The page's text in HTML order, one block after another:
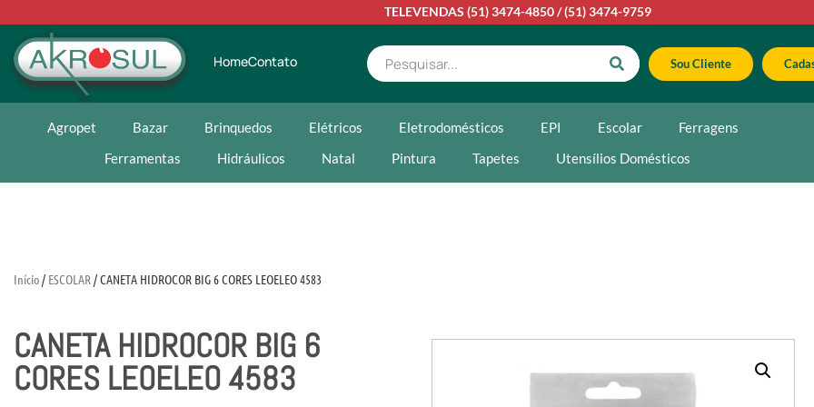
TELEVENDAS (51) 3474-4850/(51) 3474-9759
HomeContato Sou Cliente
Agropet Bazar Brinquedos Elétricos Eletrodomésticos EPI Escolar
Ferragens
Ferramentas
Hidráulicos Natal Pintura Tapetes Utensílios Domésticos
Início/ ESCOLAR/ CANETA HIDROCOR BIG 6 CORES LEOELEO 4583
CANETA HIDROCOR BIG 6
CORES LEOELEO 4583